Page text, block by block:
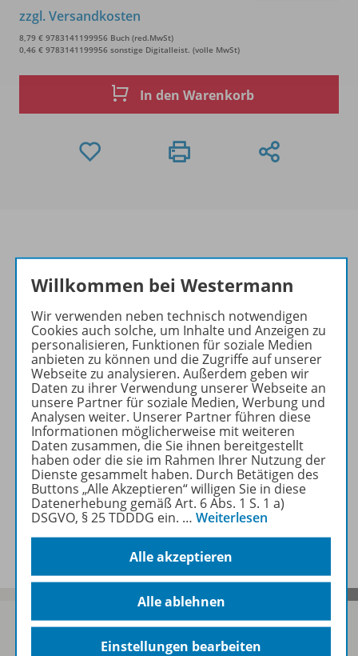
zzgl. Versandkosten
8,79 € 9783141199956 Buch (red.MwSt)
0,46 € 9783141199956 sonstige Digitalleist. (volle MwSt)
In den Warenkorb
Produktinformationen
Beschreibung
Inhaltsverzeichnis
Benachrichtigungs-Service
Veranstaltungen
Willkommen bei Westermann
Wir verwenden neben technisch notwendigen
Cookies auch solche, um Inhalte und Anzeigen zu
personalisieren, Funktionen für soziale Medien
anbieten zu können und die Zugriffe auf unserer
Webseite zu analysieren. Außerdem geben wir
Daten zu ihrer Verwendung unserer Webseite an
unsere Partner für soziale Medien, Werbung und
Analysen weiter. Unserer Partner führen diese
Informationen möglicherweise mit weiteren
Daten zusammen, die Sie ihnen bereitgestellt
haben oder die sie im Rahmen Ihrer Nutzung der
Dienste gesammelt haben. Durch Betätigen des
Buttons „Alle Akzeptieren“ willigen Sie in diese
Datenerhebung gemäß Art. 6 Abs. 1 S. 1 a)
DSGVO, § 25 TDDDG ein. … Weiterlesen
Alle akzeptieren
Alle ablehnen
Einstellungen bearbeiten